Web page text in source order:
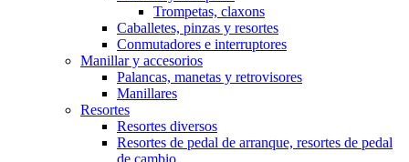
Trompetas, claxons
Caballetes, pinzas y resortes
Conmutadores e interruptores
Manillar y accesorios
Palancas, manetas y retrovisores
Manillares
Resortes
Resortes diversos
Resortes de pedal de arranque, resortes de pedal